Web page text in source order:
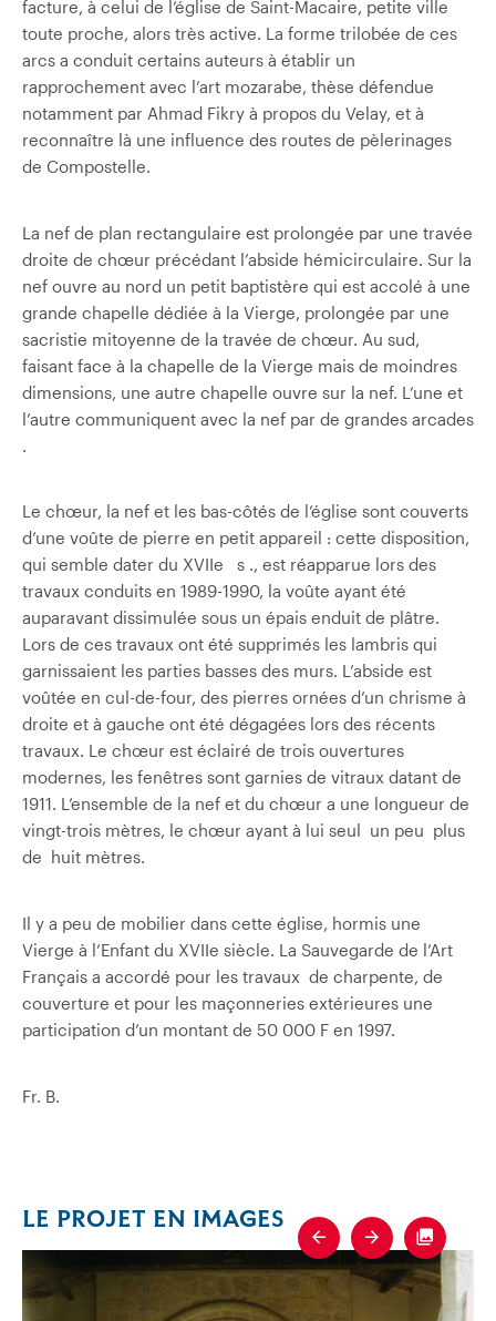
facture, à celui de l’église de Saint-Macaire, petite ville
toute proche, alors très active. La forme trilobée de ces
arcs a conduit certains auteurs à établir un
rapprochement avec l’art mozarabe, thèse défendue
notamment par Ahmad Fikry à propos du Velay, et à
reconnaître là une influence des routes de pèlerinages
de Compostelle.
La nef de plan rectangulaire est prolongée par une travée
droite de chœur précédant l’abside hémicirculaire. Sur la
nef ouvre au nord un petit baptistère qui est accolé à une
grande chapelle dédiée à la Vierge, prolongée par une
sacristie mitoyenne de la travée de chœur. Au sud,
faisant face à la chapelle de la Vierge mais de moindres
dimensions, une autre chapelle ouvre sur la nef. L’une et
l’autre communiquent avec la nef par de grandes arcades
.
Le chœur, la nef et les bas-côtés de l’église sont couverts
d’une voûte de pierre en petit appareil : cette disposition,
qui semble dater du XVIIe s ., est réapparue lors des
travaux conduits en 1989-1990, la voûte ayant été
auparavant dissimulée sous un épais enduit de plâtre.
Lors de ces travaux ont été supprimés les lambris qui
garnissaient les parties basses des murs. L’abside est
voûtée en cul-de-four, des pierres ornées d’un chrisme à
droite et à gauche ont été dégagées lors des récents
travaux. Le chœur est éclairé de trois ouvertures
modernes, les fenêtres sont garnies de vitraux datant de
1911. L’ensemble de la nef et du chœur a une longueur de
vingt-trois mètres, le chœur ayant à lui seul un peu plus
de huit mètres.
Il y a peu de mobilier dans cette église, hormis une
Vierge à l’Enfant du XVIIe siècle. La Sauvegarde de l’Art
Français a accordé pour les travaux de charpente, de
couverture et pour les maçonneries extérieures une
participation d’un montant de 50 000 F en 1997.
Fr. B.
LE PROJET EN IMAGES
Previous
Next